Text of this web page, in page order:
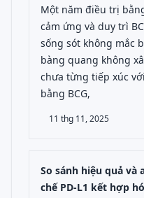
Một năm điều trị
cảm ứng và duy trì
sống sót không mắc
bàng quang không
chưa từng tiếp xúc
bằng BCG,
11 thg 11, 2025
So sánh hiệu quả và
chế PD-L1 kết hợp